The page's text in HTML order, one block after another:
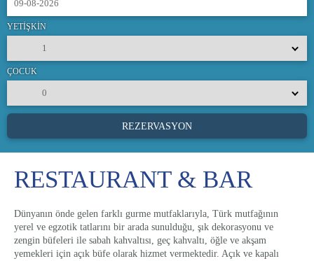
YETİŞKİN
ÇOCUK
RESTAURANT & BAR
Dünyanın önde gelen farklı gurme mutfaklarıyla, Türk mutfağının
yerel ve egzotik tatlarını bir arada sunulduğu, şık dekorasyonu ve
zengin büfeleri ile sabah kahvaltısı, geç kahvaltı, öğle ve akşam
yemekleri için açık büfe olarak hizmet vermektedir. Açık ve kapalı